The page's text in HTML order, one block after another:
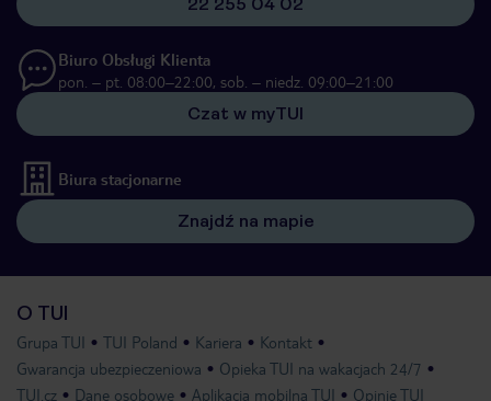
Biuro Obsługi Klienta
pon. – pt. 08:00–22:00, sob. – niedz. 09:00–21:00
Czat w myTUI
Biura stacjonarne
Znajdź na mapie
O TUI
Grupa TUI TUI Poland Kariera
Kontakt
Gwarancja ubezpieczeniowa
Opieka TUI na wakacjach 24/7
TUI.cz
Dane osobowe Aplikacja mobilna TUI Opinie TUI